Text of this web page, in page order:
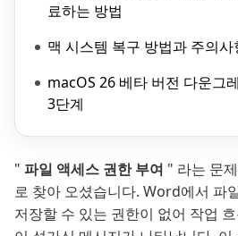
료하는 방법
맥 시스템 복구 방법과 주의사
macOS 26 베타 버전 다운그
3단계
" 파일 액세스 권한 부여 " 라는 문
로 찾아 오셨습니다. Word에서 파
저장할 수 있는 권한이 없어 작업